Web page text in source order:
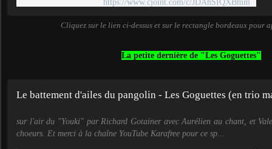
https://www.cjoint.com/c/JDAhSIQXBmm
Cliquez sur le lien ci-dessus et sur le rectangle bordeaux pour
La petite dernière de "Les Goguettes"
Le battement d'ailes du pangolin - Les Goguettes (en trio
sur l'air du "Youki" par Richard Gotainer avec Aurélien au chant, et
choeurs. Et merci à la chaîne YouTube Karafree pour ce sp...